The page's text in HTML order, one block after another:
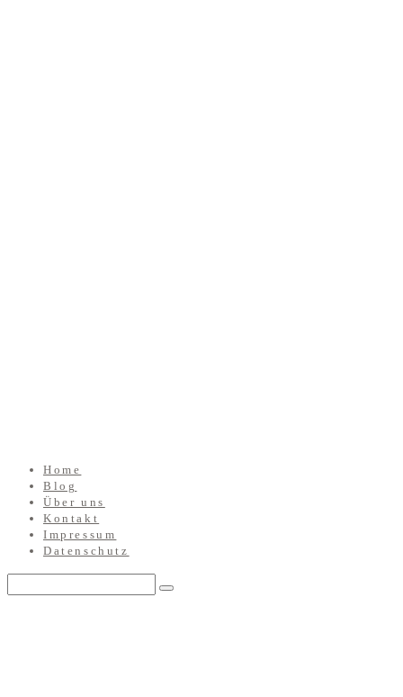
Home
Blog
Über uns
Kontakt
Impressum
Datenschutz